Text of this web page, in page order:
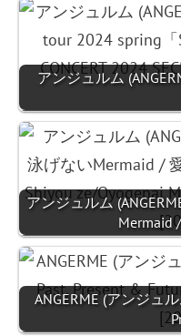
アンジュルム
アンジュルム
Mermaid
ANGERME (アンジュ